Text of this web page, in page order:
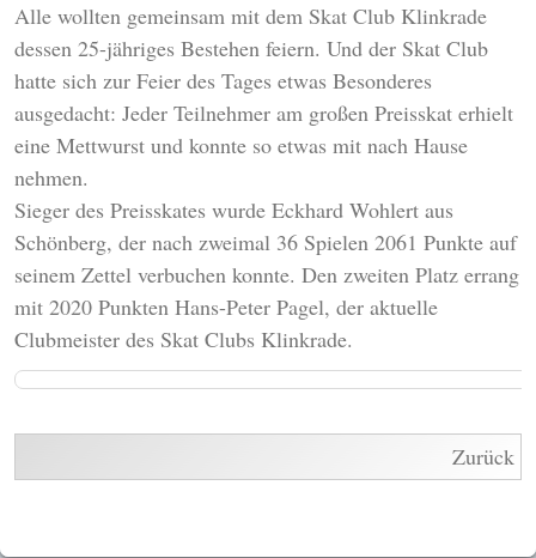
Alle wollten gemeinsam mit dem Skat Club Klinkrade
dessen 25-jähriges Bestehen feiern. Und der Skat Club
hatte sich zur Feier des Tages etwas Besonderes
ausgedacht: Jeder Teilnehmer am großen Preisskat erhielt
eine Mettwurst und konnte so etwas mit nach Hause
nehmen.
Sieger des Preisskates wurde Eckhard Wohlert aus
Schönberg, der nach zweimal 36 Spielen 2061 Punkte auf
seinem Zettel verbuchen konnte. Den zweiten Platz errang
mit 2020 Punkten Hans-Peter Pagel, der aktuelle
Clubmeister des Skat Clubs Klinkrade.
Zurück